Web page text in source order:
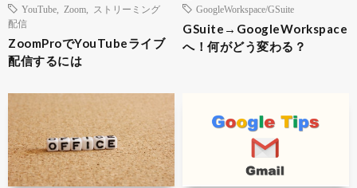
YouTube
Zoom
ストリーミング
配信
ZoomProでYouTubeライブ
配信するには
GoogleWorkspace/GSuite
GSuite→GoogleWorkspace
へ！何がどう変わる？